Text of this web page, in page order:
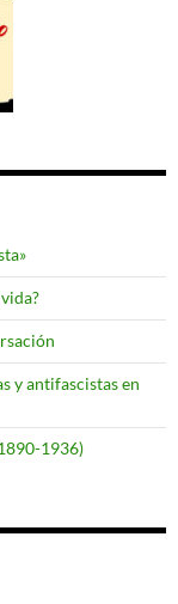
y antifascistas en
1936)